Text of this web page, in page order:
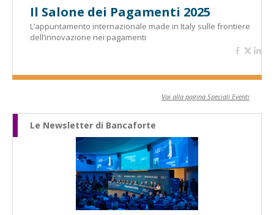
Il Salone dei Pagamenti 2025
L’appuntamento internazionale made in Italy sulle frontiere
dell’innovazione nei pagamenti
Vai alla pagina Speciali Eventi
Le Newsletter di Bancaforte